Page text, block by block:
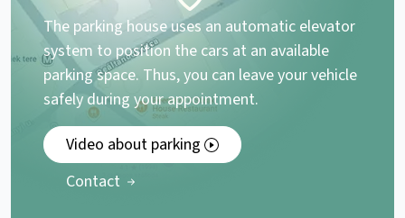
The parking house uses an automatic elevator
system to position the cars at an available
parking space. Thus, you can leave your vehicle
safely during your appointment.
Video about parking
Contact